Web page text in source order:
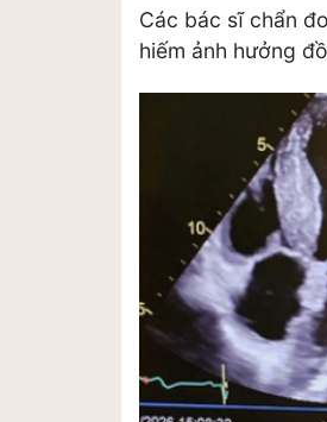
Các bác sĩ chẩn
hiếm ảnh hưởng